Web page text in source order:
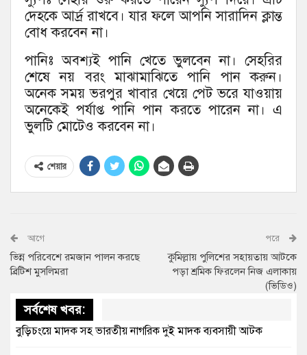
দেহকে আর্দ্র রাখবে। যার ফলে আপনি সারাদিন ক্লান্ত
বোধ করবেন না।
পানিঃ অবশ্যই পানি খেতে ভুলবেন না। সেহরির
শেষে নয় বরং মাঝামাঝিতে পানি পান করুন।
অনেক সময় ভরপুর খাবার খেয়ে পেট ভরে যাওয়ায়
অনেকেই পর্যাপ্ত পানি পান করতে পারেন না। এ
ভুলটি মোটেও করবেন না।
শেয়ার
আগে
ভিন্ন পরিবেশে রমজান পালন করছে
ব্রিটিশ মুসলিমরা
পরে
কুমিল্লায় পুলিশের সহায়তায় আটকে
পড়া শ্রমিক ফিরলেন নিজ এলাকায়
(ভিডিও)
সর্বশেষ খবর:
বুড়িচংয়ে মাদক সহ ভারতীয় নাগরিক দুই মাদক ব্যবসায়ী আটক